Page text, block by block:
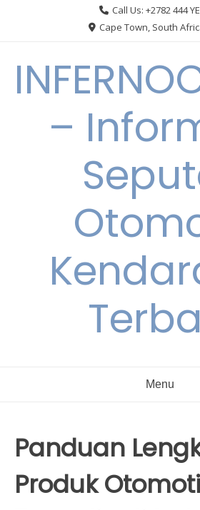
Call Us: +2782 444
Cape Town, South
–
Menu
Panduan
Produk